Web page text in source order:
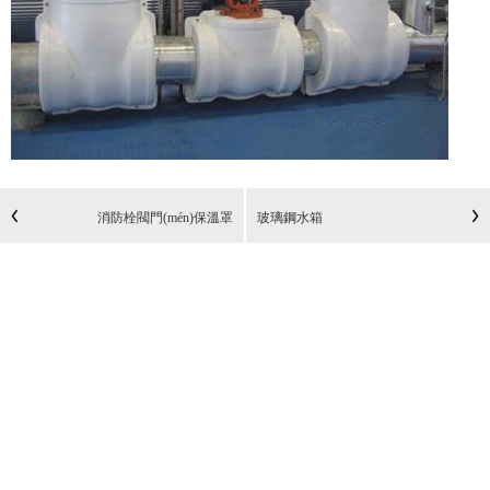
消防栓閥門(mén)保溫罩 玻璃鋼水箱